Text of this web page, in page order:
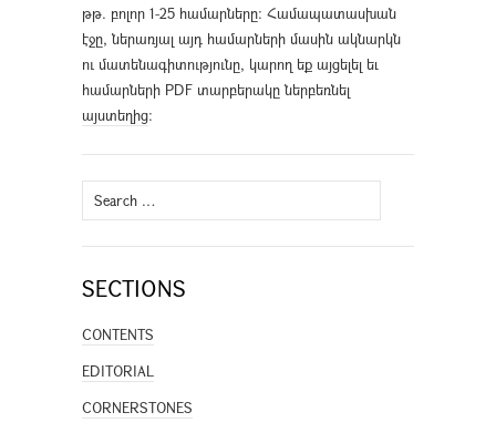
թթ. բոլոր 1-25 համարները։ Համապատասխան
էջը, ներառյալ այդ համարների մասին ակնարկն
ու մատենագիտությունը, կարող եք այցելել եւ
համարների PDF տարբերակը ներբեռնել
այստեղից։
Search
for:
SECTIONS
CONTENTS
EDITORIAL
CORNERSTONES